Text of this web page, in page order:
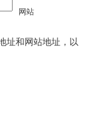
网站
址和网站地址，以